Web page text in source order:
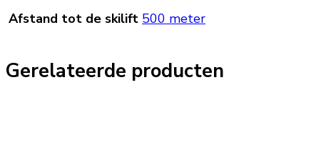
Afstand tot de skilift 500 meter
Gerelateerde producten